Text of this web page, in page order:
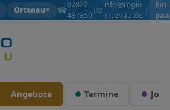
Ortenau▼ ☎07822-
437350
| ✉info@regio-
ortenau.de
|
Ein
Angebote Termine Jobs